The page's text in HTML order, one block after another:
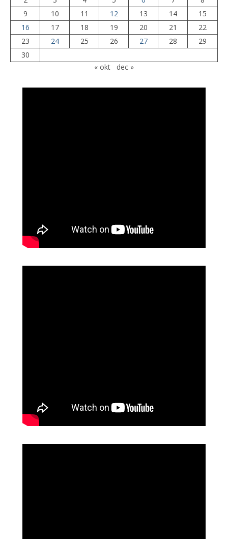
9
10 11 12 13 14
15
16
17 18 19 20 21
22
23
24 25 26 27 28
29
30
« okt
dec »